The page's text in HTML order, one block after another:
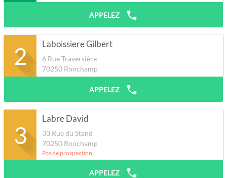
APPELEZ
2 Laboissiere Gilbert
6 Rue Traversière
70250 Ronchamp
APPELEZ
3
Labre David
33 Rue du Stand
70250 Ronchamp
Pas de prospection.
APPELEZ